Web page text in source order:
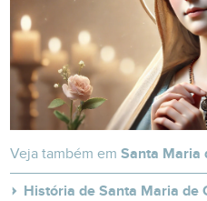
Veja também emSanta Maria
História de Santa Maria de